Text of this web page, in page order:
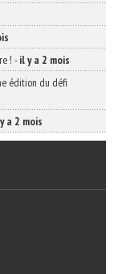
! -il y a 2 mois
édition du défi
a 2 mois